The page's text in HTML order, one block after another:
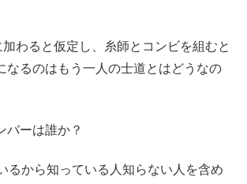
わると仮定し、糸師とコンビを組むと
なるのはもう一人の士道とはどうなの
ーは誰か？
から知っている人知らない人を含め